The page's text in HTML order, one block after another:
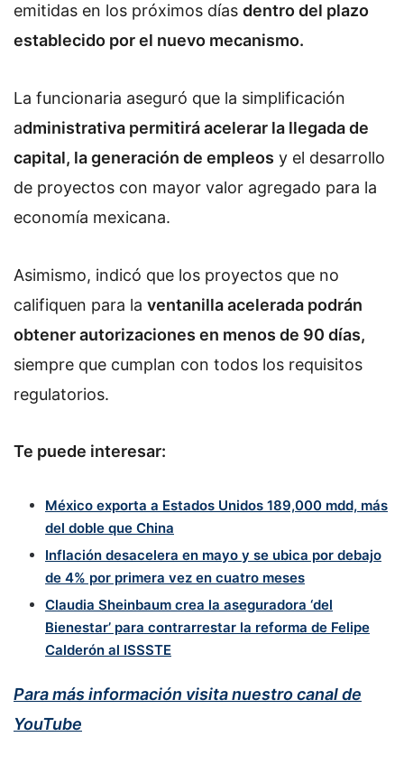
emitidas en los próximos días dentro del plazo
establecido por el nuevo mecanismo.
La funcionaria aseguró que la simplificación
administrativa permitirá acelerar la llegada de
capital, la generación de empleos y el desarrollo
de proyectos con mayor valor agregado para la
economía mexicana.
Asimismo, indicó que los proyectos que no
califiquen para la ventanilla acelerada podrán
obtener autorizaciones en menos de 90 días,
siempre que cumplan con todos los requisitos
regulatorios.
Te puede interesar:
México exporta a Estados Unidos 189,000 mdd, más
del doble que China
Inflación desacelera en mayo y se ubica por debajo
de 4% por primera vez en cuatro meses
Claudia Sheinbaum crea la aseguradora ‘del
Bienestar’ para contrarrestar la reforma de Felipe
Calderón al ISSSTE
Para más información visita nuestro canal de
YouTube